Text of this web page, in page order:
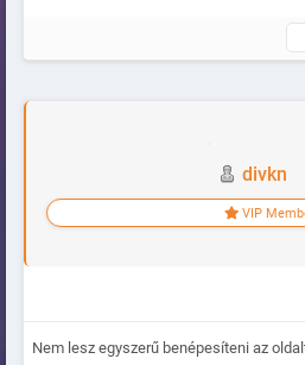
divkn
VIP
Nem lesz egyszerű benépesíteni az